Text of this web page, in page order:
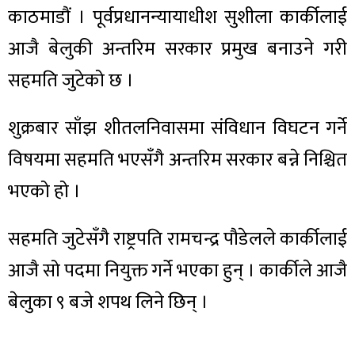
काठमाडौं । पूर्वप्रधानन्यायाधीश सुशीला कार्कीलाई
आजै बेलुकी अन्तरिम सरकार प्रमुख बनाउने गरी
सहमति जुटेको छ ।
शुक्रबार साँझ शीतलनिवासमा संविधान विघटन गर्ने
विषयमा सहमति भएसँगै अन्तरिम सरकार बन्ने निश्चित
भएको हो ।
सहमति जुटेसँगै राष्ट्रपति रामचन्द्र पौडेलले कार्कीलाई
आजै सो पदमा नियुक्त गर्ने भएका हुन् । कार्कीले आजै
बेलुका ९ बजे शपथ लिने छिन् ।